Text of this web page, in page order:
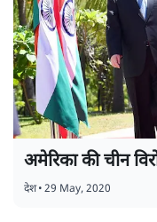
अमेरिका की चीन
देश•29 May, 2020